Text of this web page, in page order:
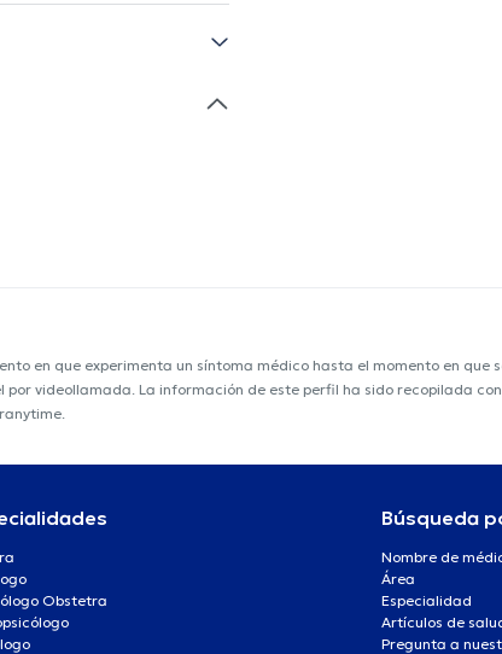
en que experimenta un síntoma médico hasta el momento en que
videollamada. La información de este perfil ha sido recopilada
Obstetra
Búsqueda
Nombre de
Área
Especialidad
Artículos de
Pregunta a